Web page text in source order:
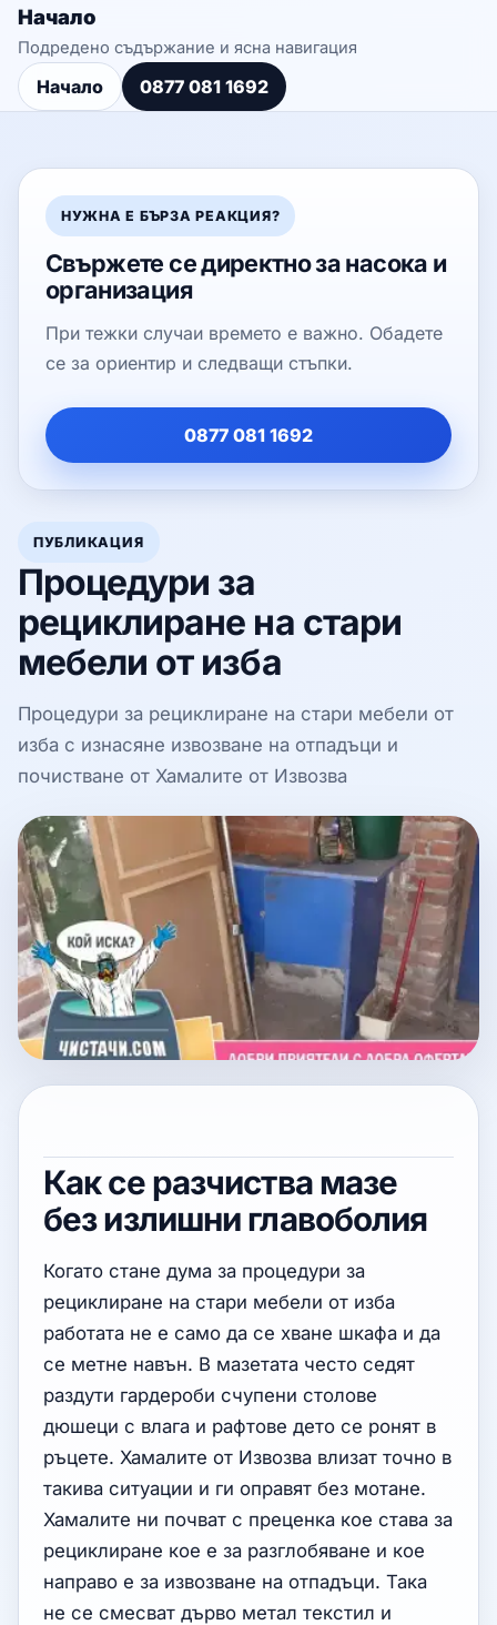
Начало
Подредено съдържание и ясна навигация
Начало 0877 081 1692
ПУБЛИКАЦИЯ
Процедури за
рециклиране на стари
мебели от изба
Процедури за рециклиране на стари мебели от
изба с изнасяне извозване на отпадъци и
почистване от Хамалите от Извозва
Как се разчиства мазе
без излишни главоболия
Когато стане дума за процедури за
рециклиране на стари мебели от изба
работата не е само да се хване шкафа и да
се метне навън. В мазетата често седят
раздути гардероби счупени столове
дюшеци с влага и рафтове дето се ронят в
ръцете. Хамалите от Извозва влизат точно в
такива ситуации и ги оправят без мотане.
Хамалите ни почват с преценка кое става за
рециклиране кое е за разглобяване и кое
направо е за извозване на отпадъци. Така
не се смесват дърво метал текстил и
НУЖНА Е БЪРЗА РЕАКЦИЯ?
Свържете се директно за насока и
организация
При тежки случаи времето е важно. Обадете
се за ориентир и следващи стъпки.
0877 081 1692